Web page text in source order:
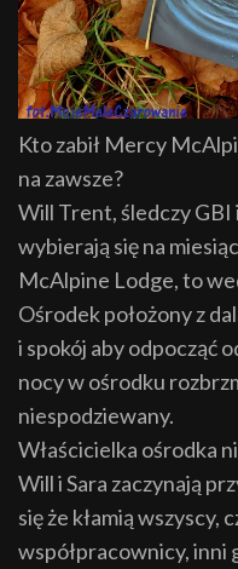
Kto zabił Mercy
na zawsze?
Will Trent, śledczy GBI
wybierają się na
McAlpine Lodge, to
Ośrodek położony z
i spokój aby odpocząć
nocy w ośrodku
niespodziewany.
Właścicielka ośrodka
Will i Sara zaczynają
się że kłamią wszyscy,
współpracownicy, inni